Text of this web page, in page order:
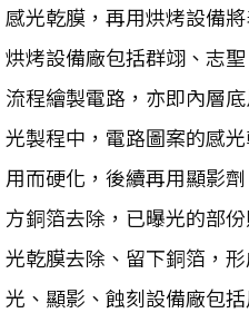
感光乾膜，再用烘烤設備
烘烤設備廠包括群翊、志
流程繪製電路，亦即內層
光製程中，電路圖案的感
用而硬化，後續再用顯影
方銅箔去除，已曝光的部
光乾膜去除、留下銅箔，
光、顯影、蝕刻設備廠包